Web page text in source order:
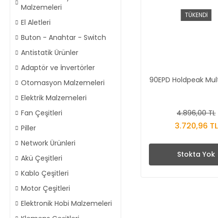
Malzemeleri
El Aletleri
Buton - Anahtar - Switch
Antistatik Ürünler
Adaptör ve İnvertörler
Otomasyon Malzemeleri
Elektrik Malzemeleri
Fan Çeşitleri
Piller
Network Ürünleri
Akü Çeşitleri
Kablo Çeşitleri
Motor Çeşitleri
Elektronik Hobi Malzemeleri
TÜKENDİ
90EPD Holdpeak
4.896,00 TL
3.720,96 TL
Stokta Yok